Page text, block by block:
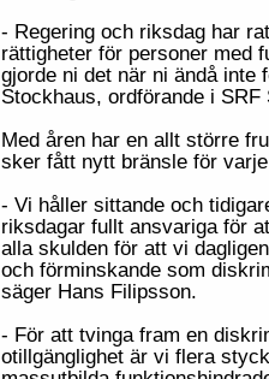
- Regering och riksdag har
rättigheter för personer med
gjorde ni det när ni ändå inte
Stockhaus, ordförande i
Med åren har en allt större
sker fått nytt bränsle för
- Vi håller sittande och
riksdagar fullt ansvariga för
alla skulden för att vi
och förminskande som
säger Hans Filipsson.
- För att tvinga fram en
otillgänglighet är vi flera